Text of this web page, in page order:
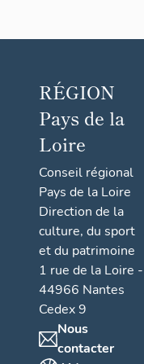
RÉGION
Pays de la
Loire
Conseil régional
Pays de la Loire
Direction de la
culture, du sport
et du patrimoine
1 rue de la Loire -
44966 Nantes
Cedex 9
Nous
contacter